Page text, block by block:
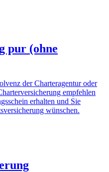
pur (ohne
der Charteragentur oder
empfehlen
erhalten und Sie
wünschen.